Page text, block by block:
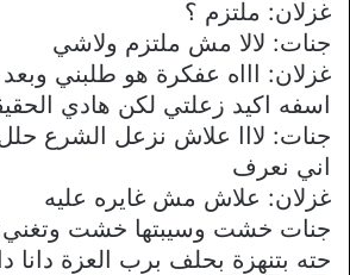
غزلان: ملتزم ؟
جنات: لالا مش ملتزم ولاشي
غزلان: اااه عفكرة هو طلبني وبعد
اسفه اكيد زعلتي لكن هادي
جنات: لااا علاش نزعل الشرع
اني نعرف
غزلان: علاش مش غايره عليه
جنات خشت وسيبتها خشت
حته بتنهزة بحلف برب العزة